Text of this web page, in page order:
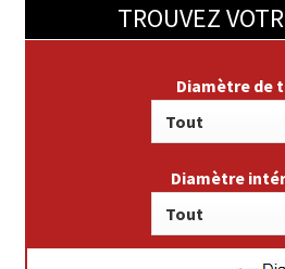
TROUVEZ
Diamètre de
Diamètre